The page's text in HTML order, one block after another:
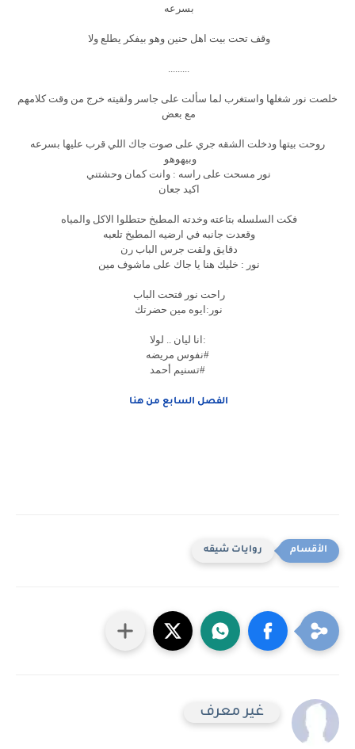
بسرعه
وقف تحت بيت اهل حنين وهو بيفكر يطلع ولا
.........
خلصت نور شغلها واستغرب لما سألت على جاسر ولقيته خرج من وقت كلامهم
مع بعض
روحت بيتها ودخلت الشقه جري على صوت جاك اللي قرب عليها بسرعه
وبيهوهو
نور مسحت على راسه : وانت كمان وحشتني
اكيد جعان
فكت السلسله بتاعته وخدته المطبخ حتطلوا الاكل والمياه
وقعدت جانبه في ارضيه المطبخ تلعبه
دقايق ولقت جرس الباب رن
نور : خليك هنا يا جاك على ماشوف مين
راحت نور فتحت الباب
نور:ايوه مين حضرتك
:انا ليان .. لولا
#نفوس مريضه
#تسنيم أحمد
الفصل السابع من هنا
روايات شيقه
غير معرف